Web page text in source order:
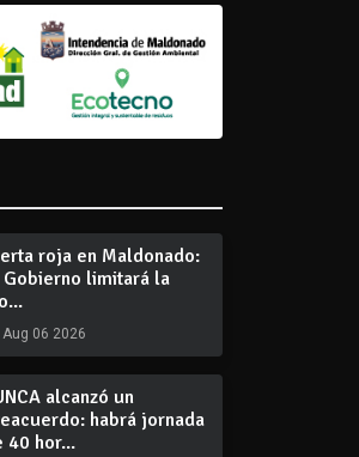
roja en Maldonado:
limitará la
Aug 06 2026
alcanzó un
habrá jornada
40 hor...